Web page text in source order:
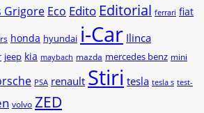
Grigore Eco Edito Editorial ferrari fiat
honda hyundai i-Car Ilinca
jeep kia maybach mazda mercedes benz mini
PSA renault Stiri tesla tesla s test-
volvo ZED